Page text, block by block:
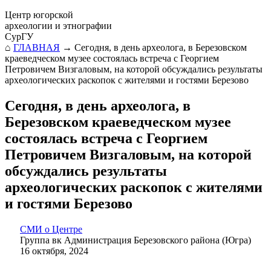
Центр югорской
археологии и этнографии
СурГУ
⌂ ГЛАВНАЯ → Сегодня, в день археолога, в Березовском
краеведческом музее состоялась встреча с Георгием
Петровичем Визгаловым, на которой обсуждались результаты
археологических раскопок с жителями и гостями Березово
Сегодня, в день археолога, в
Березовском краеведческом музее
состоялась встреча с Георгием
Петровичем Визгаловым, на которой
обсуждались результаты
археологических раскопок с жителями
и гостями Березово
СМИ о Центре
Группа вк Администрация Березовского района (Югра)
16 октября, 2024